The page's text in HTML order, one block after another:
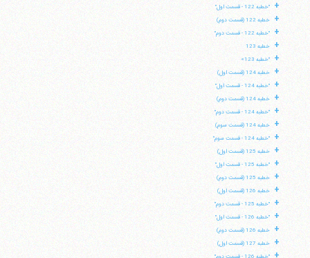
+ "خطبه 122 - قسمت اول"
+ خطبه 122 (قسمت دوم)
+ "خطبه 122 - قسمت دوم"
+ خطبه 123
+ "خطبه 123»
+ خطبه 124 (قسمت اول)
+ "خطبه 124 - قسمت اول"
+ خطبه 124 (قسمت دوم)
+ "خطبه 124 - قسمت دوم"
+ خطبه 124 (قسمت سوم)
+ "خطبه 124 - قسمت سوم"
+ خطبه 125 (قسمت اول)
+ "خطبه 125 - قسمت اول"
+ خطبه 125 (قسمت دوم)
+ خطبه 126 (قسمت اول)
+ "خطبه 125 - قسمت دوم"
+ "خطبه 126 - قسمت اول"
+ خطبه 126 (قسمت دوم)
+ خطبه 127 (قسمت اول)